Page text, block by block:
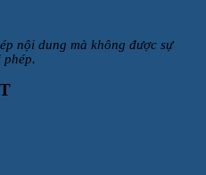
nội dung mà không được sự